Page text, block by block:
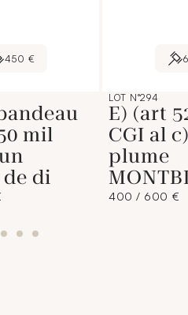
450 €
mil
de di
LOT N°294
E) (art
CGI al
plume
400 / 600 €